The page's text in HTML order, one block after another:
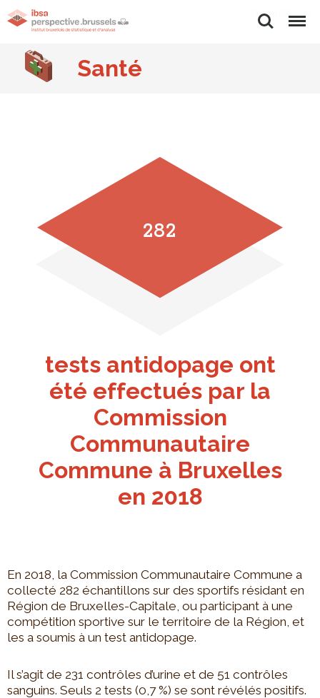
Rechercher
Menu
Santé
282
tests antidopage ont
été effectués par la
Commission
Communautaire
Commune à Bruxelles
en 2018
En 2018, la Commission Communautaire Commune a
collecté 282 échantillons sur des sportifs résidant en
Région de Bruxelles-Capitale, ou participant à une
compétition sportive sur le territoire de la Région, et
les a soumis à un test antidopage.
Il s’agit de 231 contrôles d’urine et de 51 contrôles
sanguins. Seuls 2 tests (0,7 %) se sont révélés positifs.